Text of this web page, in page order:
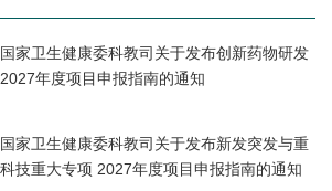
国家卫生健康委科教司关于发布创新药物研发
年度项目申报指南的通知
国家卫生健康委科教司关于发布新发突发与重
技重大专项 2027年度项目申报指南的通知